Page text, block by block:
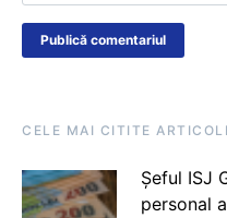
CELE MAI CITITE
Șeful ISJ
personal